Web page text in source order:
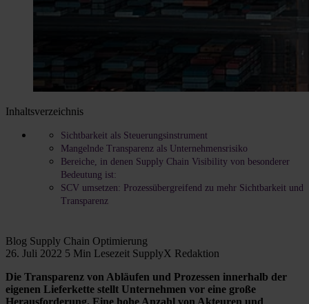
Inhaltsverzeichnis
Sichtbarkeit als Steuerungsinstrument
Mangelnde Transparenz als Unternehmensrisiko
Bereiche, in denen Supply Chain Visibility von besonderer
Bedeutung ist:
SCV umsetzen: Prozessübergreifend zu mehr Sichtbarkeit und
Transparenz
Blog Supply Chain Optimierung
26. Juli 2022 5 Min Lesezeit SupplyX Redaktion
Die Transparenz von Abläufen und Prozessen innerhalb der
eigenen Lieferkette stellt Unternehmen vor eine große